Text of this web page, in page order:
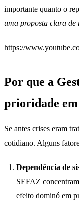
importante quanto o
uma proposta clara de
https://
Por que a
prioridade em
Se antes crises eram
cotidiano. Alguns
Dependência de
SEFAZ
efeito dominó em